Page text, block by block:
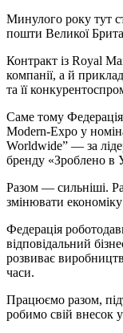
Минулого року тут
пошти Великої
Контракт із Royal
компанії, а й
та її
Саме тому Федерація
Modern-Expo у
Worldwide” — за
бренду «Зроблено в
Разом — сильніші.
змінювати
Федерація
відповідальний
розвиває
часи.
Працюємо разом,
робимо свій внесок